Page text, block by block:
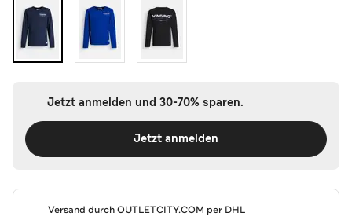
Jetzt anmelden und 30-70% sparen.
Jetzt anmelden
Versand durchOUTLETCITY.COM per DHL